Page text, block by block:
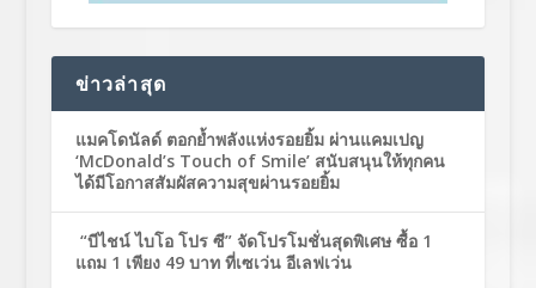
ข่าวล่าสุด
แมคโดนัลด์ ตอกย้ำพลังแห่งรอยยิ้ม ผ่านแคมเปญ
‘McDonald’s Touch of Smile’ สนับสนุนให้ทุกคน
ได้มีโอกาสสัมผัสความสุขผ่านรอยยิ้ม
“บีไชน์ ไบโอ โปร ซี” จัดโปรโมชั่นสุดพิเศษ ซื้อ 1
แถม 1 เพียง 49 บาท ที่เซเว่น อีเลฟเว่น